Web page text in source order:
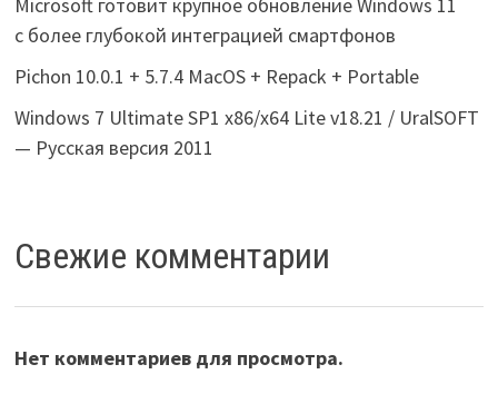
с более глубокой интеграцией смартфонов
Pichon 10.0.1 + 5.7.4 MacOS + Repack + Portable
Windows 7 Ultimate SP1 x86/x64 Lite v18.21 / UralSOFT
— Русская версия 2011
Свежие комментарии
Нет комментариев для просмотра.